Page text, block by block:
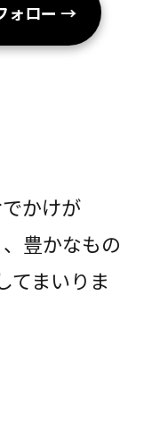
ォロー →
かけが
豊かなもの
てまいりま